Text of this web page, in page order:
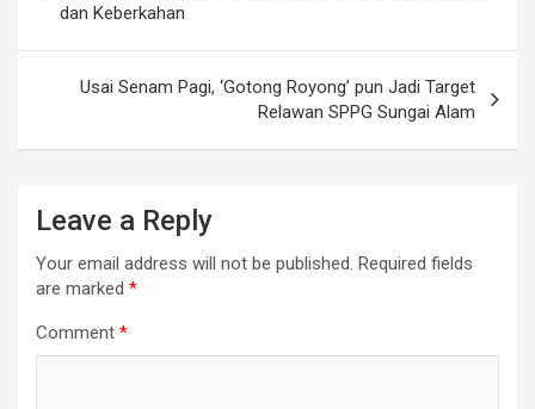
dan Keberkahan
Usai Senam Pagi, ‘Gotong Royong’ pun Jadi Target
Relawan SPPG Sungai Alam
Leave a Reply
Your email address will not be published. Required fields
are marked *
Comment *